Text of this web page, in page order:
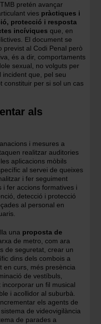
pretén avançar
vies pràctiques i
protecció i resposta
incíviques que, en
El document se
previst al Codi Penal però
és a dir, comportaments
sexual, no volguts per
que, pel seu
constituir per si sol un cas
als
i mesures a
realitzar auditories
aplicacions mòbils
al servei de queixes
i fer seguiment
i fer accions formatives i
detecció i protecció
al personal en
una proposta de
de metro, com ara
de seguretat, crear un
dins dels combois a
en curs, més presència
de vestíbuls,
un fil musical
i acollidor al suburbà.
els agents de
de videovigilància
de parades a